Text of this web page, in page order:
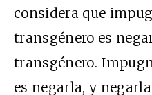
considera que
transgénero es
transgénero.
es negarla, y